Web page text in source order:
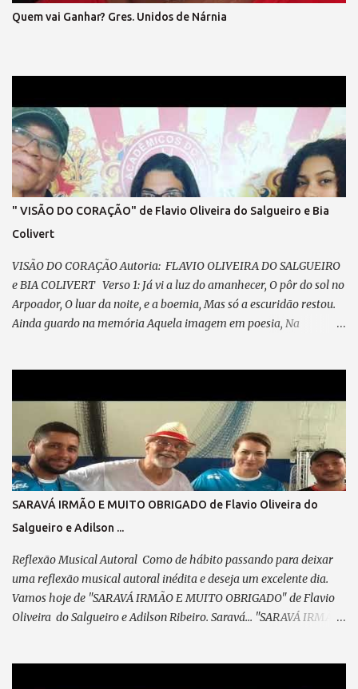
LEI MAIOR TRIUNFAR O PAIS EM HARMONIA, VIVER, DE TODO,
A CIDADANIA VEM PRA RUA, VEM LUTAR, NOSSA VOZ VAI
Quem vai Ganhar? Gres. Unidos de Nárnia
" VISÃO DO CORAÇÃO" de Flavio Oliveira do Salgueiro e Bia
Colivert
VISÃO DO CORAÇÃO Autoria: FLAVIO OLIVEIRA DO SALGUEIRO
e BIA COLIVERT Verso 1: Já vi a luz do amanhecer, O pôr do sol no
Arpoador, O luar da noite, e a boemia, Mas só a escuridão restou.
Ainda guardo na memória Aquela imagem em poesia, Na
Refrão 1: A visão do coração... Vê mais do que qualquer olhar. Há
quem enxerga com o instinto, E faz da mente seu despertar. No
olhar interno, o seu ABSINTO; Dos CHAKRAS, a luz a lhe guiar.
Feliz, é quem consegue enxergar Muito além do que se pode
observar; Verso 2: Já desfilei na Avenida, Pela minha escola
querida, Escrevi o livro da minha vida, Plantei, colhi e cumpri
em lamentação, Agradeço sempre ao “Senhor”, Por cada passo em
minha direção. Refrão 2: A visão do coração... Vê mais do q...
SARAVÁ IRMÃO E MUITO OBRIGADO de Flavio Oliveira do
Salgueiro e Adilson ...
Reflexão Musical Autoral Como de hábito passando para deixar
uma reflexão musical autoral inédita e deseja um excelente dia.
Vamos hoje de "SARAVÁ IRMÃO E MUITO OBRIGADO" de Flavio
Oliveira do Salgueiro e Adilson Ribeiro. Saravá... "SARAVÁ IRMÃO